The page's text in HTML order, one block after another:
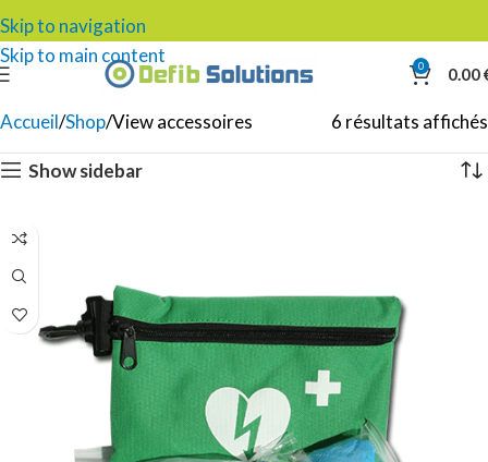
Skip to navigation
Skip to main content
0 0.00
Accueil Shop View accessoires 6 résultats affichés
Show sidebar